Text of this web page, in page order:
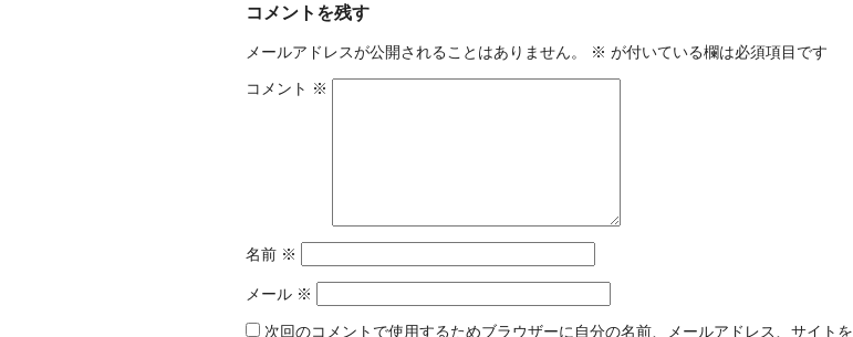
コメントを残す
メールアドレスが公開されることはありません。 ※ が付いている欄は必須項目です
コメント ※
名前 ※
メール ※
次回のコメントで使用するためブラウザーに自分の名前、メールアドレス、サイトを